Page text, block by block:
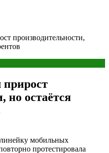
производительности,
прирост
но остаётся
линейку мобильных
протестировала